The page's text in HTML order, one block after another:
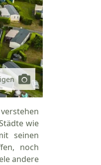
wie
seinen
noch
andere